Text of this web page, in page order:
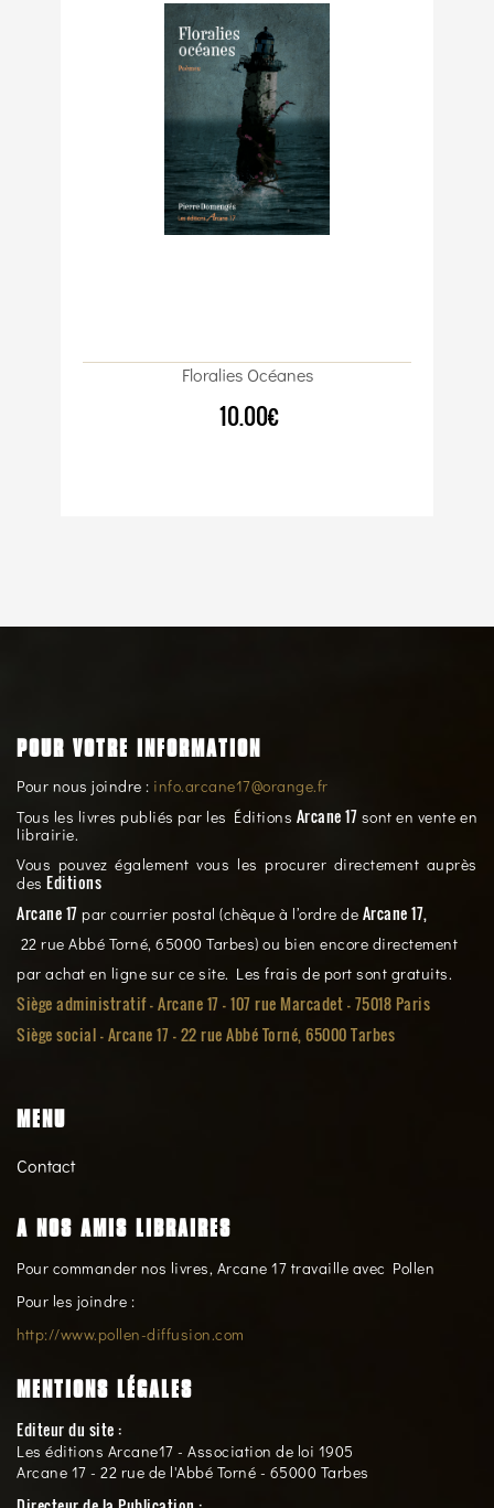
Floralies Océanes
10.00€
POUR VOTRE INFORMATION
Pour nous joindre : info.arcane17@orange.fr
Tous les livres publiés par les Éditions Arcane 17 sont en vente en
librairie.
Vous pouvez également vous les procurer directement auprès
des Editions
Arcane 17 par courrier postal (chèque à l’ordre de Arcane 17,
22 rue Abbé Torné, 65000 Tarbes) ou bien encore directement
par achat en ligne sur ce site. Les frais de port sont gratuits.
Siège administratif - Arcane 17 - 107 rue Marcadet - 75018 Paris
Siège social -Arcane 17 - 22 rue Abbé Torné, 65000 Tarbes
MENU
Contact
A NOS AMIS LIBRAIRES
Pour commander nos livres, Arcane 17 travaille avec Pollen
Pour les joindre :
http://www.pollen-diffusion.com
MENTIONS LÉGALES
Editeur du site :
Les éditions Arcane17 - Association de loi 1905
Arcane 17 - 22 rue de l'Abbé Torné - 65000 Tarbes